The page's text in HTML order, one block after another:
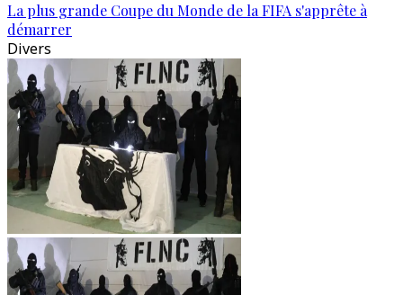
La plus grande Coupe du Monde de la FIFA s'apprête à
démarrer
Divers